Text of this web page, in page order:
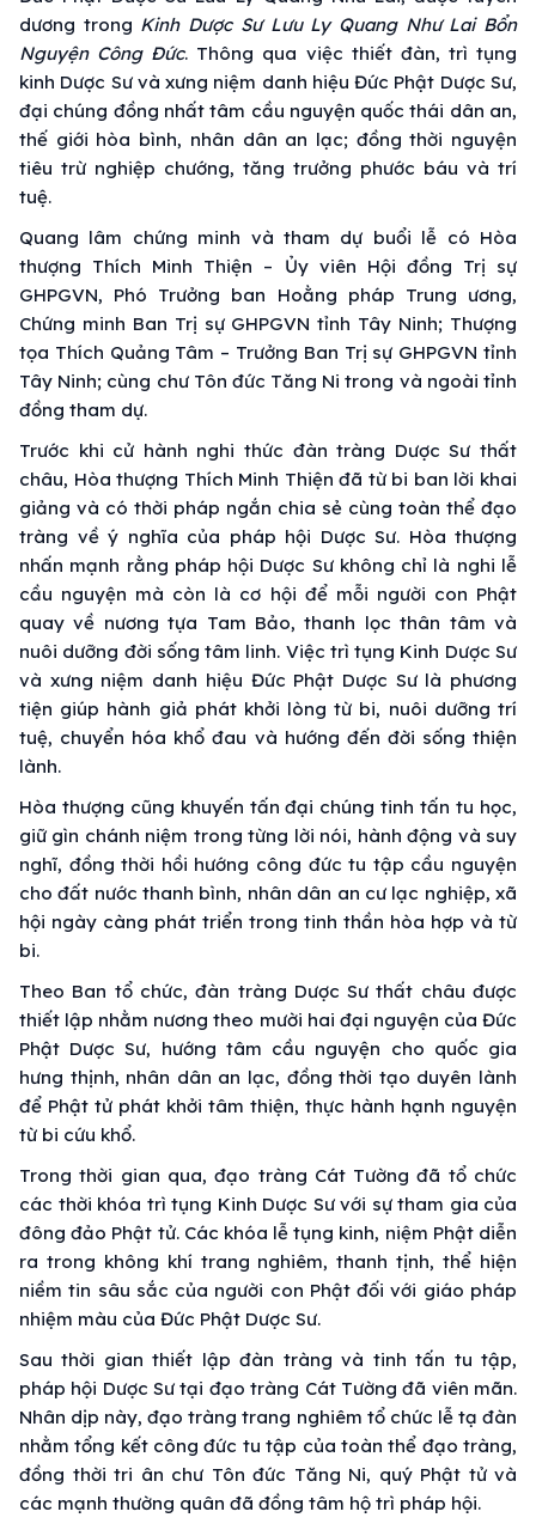
dương trong Kinh Dược Sư Lưu Ly Quang Như Lai Bổn
Nguyện Công Đức. Thông qua việc thiết đàn, trì tụng
kinh Dược Sư và xưng niệm danh hiệu Đức Phật Dược Sư,
đại chúng đồng nhất tâm cầu nguyện quốc thái dân an,
thế giới hòa bình, nhân dân an lạc; đồng thời nguyện
tiêu trừ nghiệp chướng, tăng trưởng phước báu và trí
tuệ.
Quang lâm chứng minh và tham dự buổi lễ có Hòa
thượng Thích Minh Thiện – Ủy viên Hội đồng Trị sự
GHPGVN, Phó Trưởng ban Hoằng pháp Trung ương,
Chứng minh Ban Trị sự GHPGVN tỉnh Tây Ninh; Thượng
tọa Thích Quảng Tâm – Trưởng Ban Trị sự GHPGVN tỉnh
Tây Ninh; cùng chư Tôn đức Tăng Ni trong và ngoài tỉnh
đồng tham dự.
Trước khi cử hành nghi thức đàn tràng Dược Sư thất
châu, Hòa thượng Thích Minh Thiện đã từ bi ban lời khai
giảng và có thời pháp ngắn chia sẻ cùng toàn thể đạo
tràng về ý nghĩa của pháp hội Dược Sư. Hòa thượng
nhấn mạnh rằng pháp hội Dược Sư không chỉ là nghi lễ
cầu nguyện mà còn là cơ hội để mỗi người con Phật
quay về nương tựa Tam Bảo, thanh lọc thân tâm và
nuôi dưỡng đời sống tâm linh. Việc trì tụng Kinh Dược Sư
và xưng niệm danh hiệu Đức Phật Dược Sư là phương
tiện giúp hành giả phát khởi lòng từ bi, nuôi dưỡng trí
tuệ, chuyển hóa khổ đau và hướng đến đời sống thiện
lành.
Hòa thượng cũng khuyến tấn đại chúng tinh tấn tu học,
giữ gìn chánh niệm trong từng lời nói, hành động và suy
nghĩ, đồng thời hồi hướng công đức tu tập cầu nguyện
cho đất nước thanh bình, nhân dân an cư lạc nghiệp, xã
hội ngày càng phát triển trong tinh thần hòa hợp và từ
bi.
Theo Ban tổ chức, đàn tràng Dược Sư thất châu được
thiết lập nhằm nương theo mười hai đại nguyện của Đức
Phật Dược Sư, hướng tâm cầu nguyện cho quốc gia
hưng thịnh, nhân dân an lạc, đồng thời tạo duyên lành
để Phật tử phát khởi tâm thiện, thực hành hạnh nguyện
từ bi cứu khổ.
Trong thời gian qua, đạo tràng Cát Tường đã tổ chức
các thời khóa trì tụng Kinh Dược Sư với sự tham gia của
đông đảo Phật tử. Các khóa lễ tụng kinh, niệm Phật diễn
ra trong không khí trang nghiêm, thanh tịnh, thể hiện
niềm tin sâu sắc của người con Phật đối với giáo pháp
nhiệm màu của Đức Phật Dược Sư.
Sau thời gian thiết lập đàn tràng và tinh tấn tu tập,
pháp hội Dược Sư tại đạo tràng Cát Tường đã viên mãn.
Nhân dịp này, đạo tràng trang nghiêm tổ chức lễ tạ đàn
nhằm tổng kết công đức tu tập của toàn thể đạo tràng,
đồng thời tri ân chư Tôn đức Tăng Ni, quý Phật tử và
các mạnh thường quân đã đồng tâm hộ trì pháp hội.